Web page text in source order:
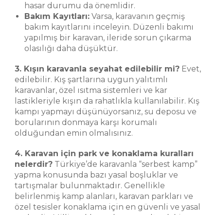
hasar durumu da önemlidir.
Bakım Kayıtları: Varsa, karavanın geçmiş
bakım kayıtlarını inceleyin. Düzenli bakımı
yapılmış bir karavan, ileride sorun çıkarma
olasılığı daha düşüktür.
3. Kışın karavanla seyahat edilebilir mi? Evet,
edilebilir. Kış şartlarına uygun yalıtımlı
karavanlar, özel ısıtma sistemleri ve kar
lastikleriyle kışın da rahatlıkla kullanılabilir. Kış
kampı yapmayı düşünüyorsanız, su deposu ve
borularının donmaya karşı korumalı
olduğundan emin olmalısınız.
4. Karavan için park ve konaklama kuralları
nelerdir? Türkiye’de karavanla “serbest kamp”
yapma konusunda bazı yasal boşluklar ve
tartışmalar bulunmaktadır. Genellikle
belirlenmiş kamp alanları, karavan parkları ve
özel tesisler konaklama için en güvenli ve yasal